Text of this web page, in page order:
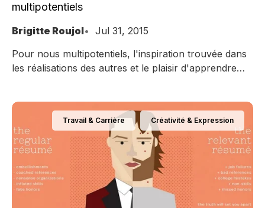
multipotentiels
Brigitte Roujol
Jul 31, 2015
Pour nous multipotentiels, l'inspiration trouvée dans
les réalisations des autres et le plaisir d'apprendre
avec ceux des autres. Et l'estime de soi en prend un
coup. Notre joie et le plaisir trouvés dans un
nouveau projet ou un nouvel apprentissage se font
peu à peu
Travail & Carrière Créativité & Expression